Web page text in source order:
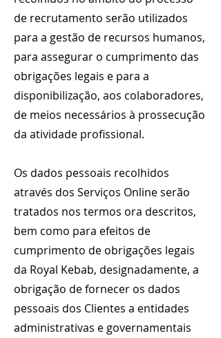
de recrutamento serão utilizados
para a gestão de recursos humanos,
para assegurar o cumprimento das
obrigações legais e para a
disponibilização, aos colaboradores,
de meios necessários à prossecução
da atividade profissional.
Os dados pessoais recolhidos
através dos Serviços Online serão
tratados nos termos ora descritos,
bem como para efeitos de
cumprimento de obrigações legais
da Royal Kebab, designadamente, a
obrigação de fornecer os dados
pessoais dos Clientes a entidades
administrativas e governamentais